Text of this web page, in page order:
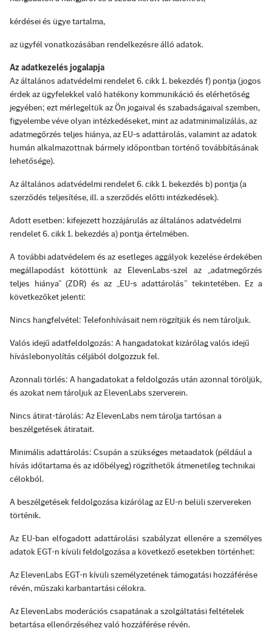
kérdései és ügye tartalma,
az ügyfél vonatkozásában rendelkezésre álló adatok.
Az adatkezelés jogalapja
Az általános adatvédelmi rendelet 6. cikk 1. bekezdés f) pontja (jogos
érdek az ügyfelekkel való hatékony kommunikáció és elérhetőség
jegyében; ezt mérlegeltük az Ön jogaival és szabadságaival szemben,
figyelembe véve olyan intézkedéseket, mint az adatminimalizálás, az
adatmegőrzés teljes hiánya, az EU-s adattárolás, valamint az adatok
humán alkalmazottnak bármely időpontban történő továbbításának
lehetősége).
Az általános adatvédelmi rendelet 6. cikk 1. bekezdés b) pontja (a
szerződés teljesítése, ill. a szerződés előtti intézkedések).
Adott esetben: kifejezett hozzájárulás az általános adatvédelmi
rendelet 6. cikk 1. bekezdés a) pontja értelmében.
A további adatvédelem és az esetleges aggályok kezelése érdekében
megállapodást kötöttünk az ElevenLabs-szel az „adatmegőrzés
teljes hiánya” (ZDR) és az „EU-s adattárolás” tekintetében. Ez a
következőket jelenti:
Nincs hangfelvétel: Telefonhívásait nem rögzítjük és nem tároljuk.
Valós idejű adatfeldolgozás: A hangadatokat kizárólag valós idejű
híváslebonyolítás céljából dolgozzuk fel.
Azonnali törlés: A hangadatokat a feldolgozás után azonnal töröljük,
és azokat nem tároljuk az ElevenLabs szerverein.
Nincs átirat-tárolás: Az ElevenLabs nem tárolja tartósan a
beszélgetések átiratait.
Minimális adattárolás: Csupán a szükséges metaadatok (például a
hívás időtartama és az időbélyeg) rögzíthetők átmenetileg technikai
célokból.
A beszélgetések feldolgozása kizárólag az EU-n belüli szervereken
történik.
Az EU-ban elfogadott adattárolási szabályzat ellenére a személyes
adatok EGT-n kívüli feldolgozása a következő esetekben történhet:
Az ElevenLabs EGT-n kívüli személyzetének támogatási hozzáférése
révén, műszaki karbantartási célokra.
Az ElevenLabs moderációs csapatának a szolgáltatási feltételek
betartása ellenőrzéséhez való hozzáférése révén.